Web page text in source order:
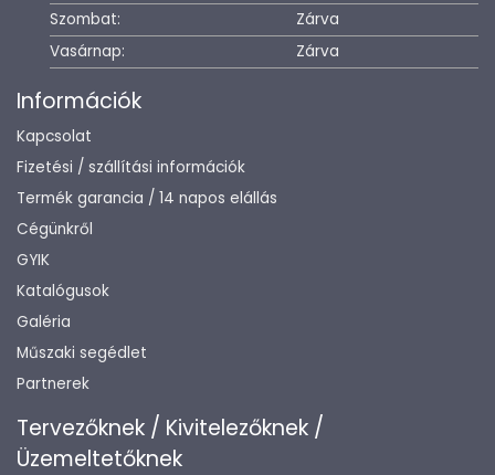
Szombat:
Zárva
Vasárnap:
Zárva
Információk
Kapcsolat
Fizetési / szállítási információk
Termék garancia / 14 napos elállás
Cégünkről
GYIK
Katalógusok
Galéria
Műszaki segédlet
Partnerek
Tervezőknek / Kivitelezőknek /
Üzemeltetőknek